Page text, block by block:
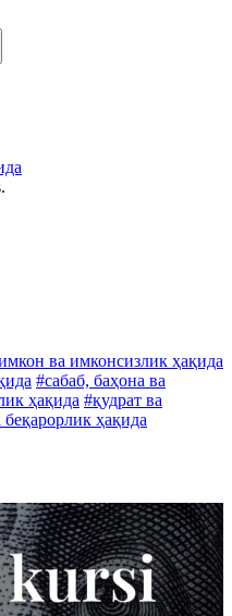
ва имконсизлик ҳақида
#сабаб, баҳона ва
ҳақида #қудрат ва
ҳақида